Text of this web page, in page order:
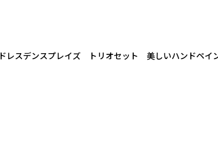
レスデンスプレイズ トリオセット 美しいハンドペ